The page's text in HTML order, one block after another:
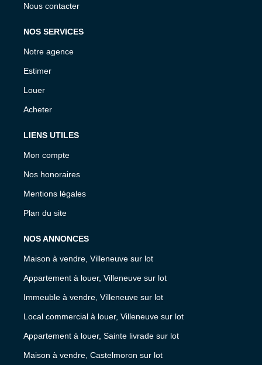
Nous contacter
NOS SERVICES
Notre agence
Estimer
Louer
Acheter
LIENS UTILES
Mon compte
Nos honoraires
Mentions légales
Plan du site
NOS ANNONCES
Maison à vendre, Villeneuve sur lot
Appartement à louer, Villeneuve sur lot
Immeuble à vendre, Villeneuve sur lot
Local commercial à louer, Villeneuve sur lot
Appartement à louer, Sainte livrade sur lot
Maison à vendre, Castelmoron sur lot